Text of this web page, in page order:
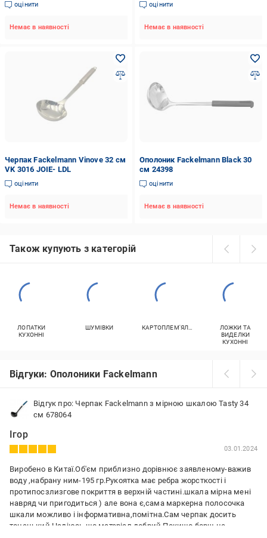
оцінити
Немає в наявності
оцінити
Немає в наявності
Черпак Fackelmann Vinove 32 см
VK 3016 JOIE- LDL
оцінити
Немає в наявності
Ополоник Fackelmann Black 30
см 24398
оцінити
Немає в наявності
Також купують з категорій
ЛОПАТКИ
КУХОННІ
ШУМІВКИ
ЛОЖКИ ТА
ВИДЕЛКИ
КУХОННІ
Відгуки: Ополоники Fackelmann
Відгук про: Черпак Fackelmann з мірною шкалою Tasty 34
см 678064
Ігор
03.01.2024
Виробено в Китаї.Об'єм приблизно дорівнює заявленому-важив
воду ,набрану ним-195 гр.Рукоятка має ребра жорсткості і
протипосзлизгове покриття в верхній частині.шкала мірна мені
навряд чи пригодиться ) але вона є,сама маркерна полосочка
шкали можливо і інформативна,помітна.Сам черпак досить
тоненький.Надіюсь що матеріал добрий.Покищо борщ не